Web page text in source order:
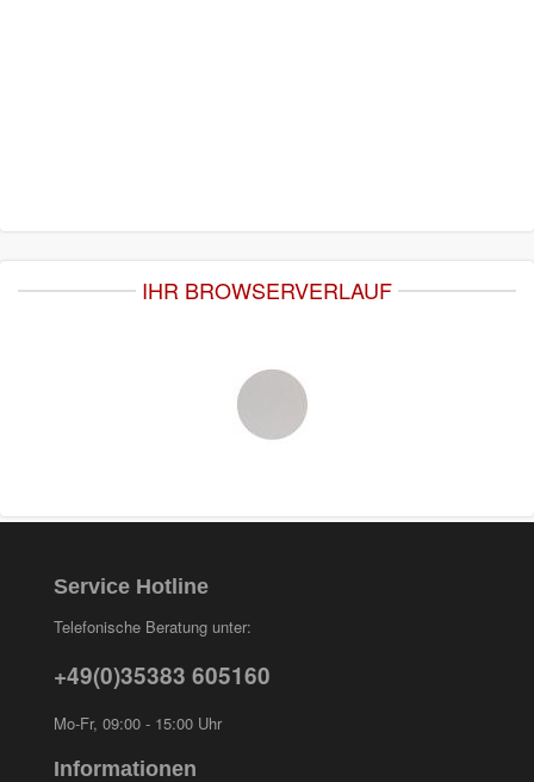
IHR BROWSERVERLAUF
Service Hotline
Telefonische Beratung unter:
+49(0)35383 605160
Mo-Fr, 09:00 - 15:00 Uhr
Informationen